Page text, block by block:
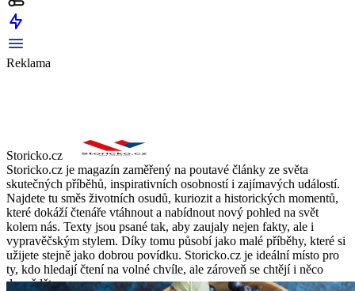
Reklama
Storicko.cz
Storicko.cz je magazín zaměřený na poutavé články ze světa
skutečných příběhů, inspirativních osobností i zajímavých událostí.
Najdete tu směs životních osudů, kuriozit a historických momentů,
které dokáží čtenáře vtáhnout a nabídnout nový pohled na svět
kolem nás. Texty jsou psané tak, aby zaujaly nejen fakty, ale i
vypravěčským stylem. Díky tomu působí jako malé příběhy, které si
užijete stejně jako dobrou povídku. Storicko.cz je ideální místo pro
ty, kdo hledají čtení na volné chvíle, ale zároveň se chtějí i něco
dozvědět.